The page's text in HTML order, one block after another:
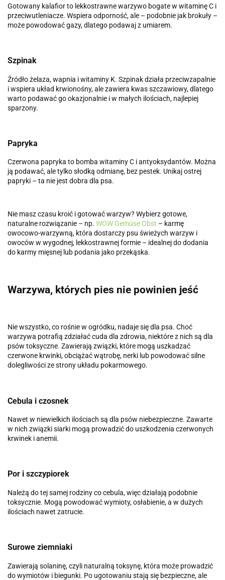
Gotowany kalafior to lekkostrawne warzywo bogate w witaminę C i
przeciwutleniacze. Wspiera odporność, ale – podobnie jak brokuły –
może powodować gazy, dlatego podawaj z umiarem.
Szpinak
Źródło żelaza, wapnia i witaminy K. Szpinak działa przeciwzapalnie
i wspiera układ krwionośny, ale zawiera kwas szczawiowy, dlatego
warto podawać go okazjonalnie i w małych ilościach, najlepiej
sparzony.
Papryka
Czerwona papryka to bomba witaminy C i antyoksydantów. Można
ją podawać, ale tylko słodką odmianę, bez pestek. Unikaj ostrej
papryki – ta nie jest dobra dla psa.
Nie masz czasu kroić i gotować warzyw? Wybierz gotowe,
naturalne rozwiązanie – np. WOW Gemüse Obst – karmę
owocowo-warzywną, która dostarczy psu świeżych warzyw i
owoców w wygodnej, lekkostrawnej formie – idealnej do dodania
do karmy mięsnej lub podania jako przekąska.
Warzywa, których pies nie powinien jeść
Nie wszystko, co rośnie w ogródku, nadaje się dla psa. Choć
warzywa potrafią zdziałać cuda dla zdrowia, niektóre z nich są dla
psów toksyczne. Zawierają związki, które mogą uszkadzać
czerwone krwinki, obciążać wątrobę, nerki lub powodować silne
dolegliwości ze strony układu pokarmowego.
Cebula i czosnek
Nawet w niewielkich ilościach są dla psów niebezpieczne. Zawarte
w nich związki siarki mogą prowadzić do uszkodzenia czerwonych
krwinek i anemii.
Por i szczypiorek
Należą do tej samej rodziny co cebula, więc działają podobnie
toksycznie. Mogą powodować wymioty, osłabienie, a w dużych
ilościach nawet zatrucie.
Surowe ziemniaki
Zawierają solaninę, czyli naturalną toksynę, która może prowadzić
do wymiotów i biegunki. Po ugotowaniu stają się bezpieczne, ale